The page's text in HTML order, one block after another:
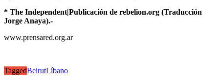
* The Independent|Publicación de rebelion.org (Traducción
Jorge Anaya).-
www.prensared.org.ar
TaggedBeirutLíbano